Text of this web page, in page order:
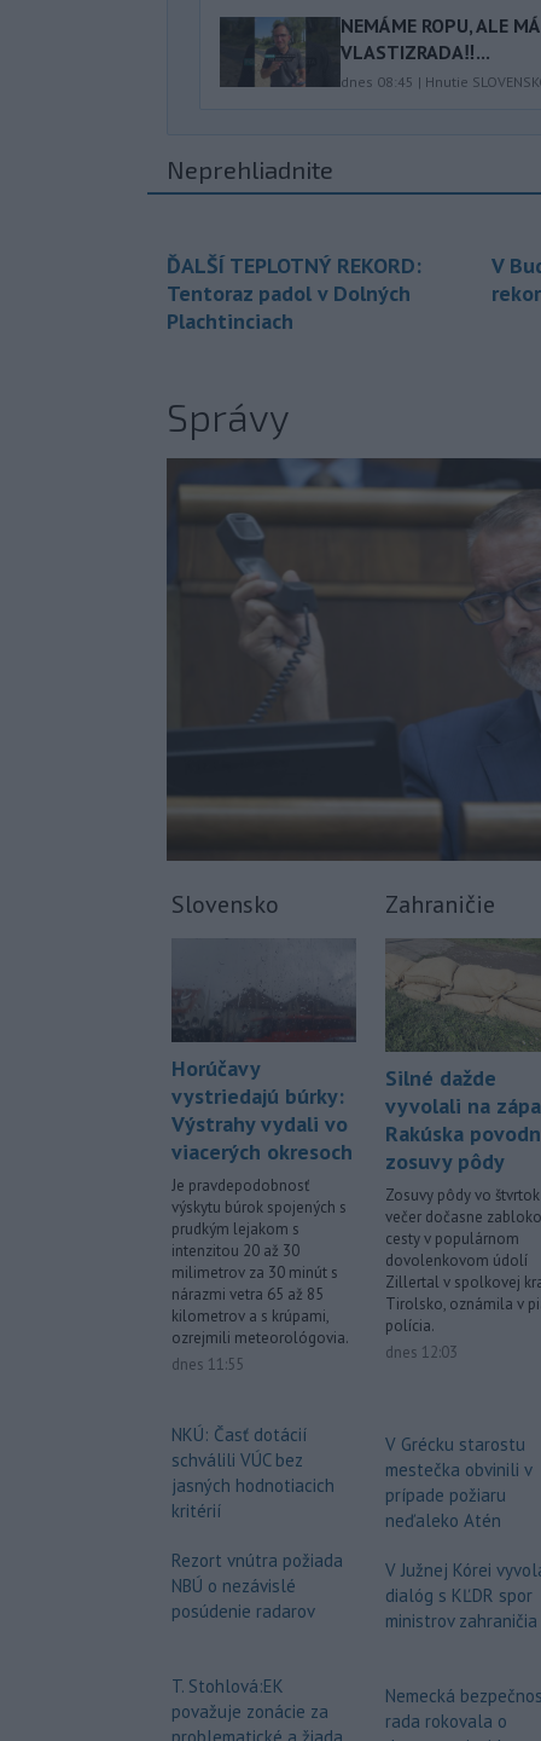
NEMÁME ROPU, ALE
VLASTIZRADA‼️...
dnes 08:45 | Hnutie
Neprehliadnite
ĎALŠÍ TEPLOTNÝ REKORD:
Tentoraz padol v Dolných
Plachtinciach
V
Správy
Slovensko
Horúčavy
vystriedajú búrky:
Výstrahy vydali vo
viacerých okresoch
Je pravdepodobnosť
výskytu búrok spojených s
prudkým lejakom s
intenzitou 20 až 30
milimetrov za 30 minút s
nárazmi vetra 65 až 85
kilometrov a s krúpami,
ozrejmili meteorológovia.
dnes 11:55
NKÚ: Časť dotácií
schválili VÚC bez
jasných hodnotiacich
kritérií
Rezort vnútra požiada
NBÚ o nezávislé
posúdenie radarov
T. Stohlová:EK
považuje zonácie za
Zahraničie
Silné dažde
vyvolali na
Rakúska
zosuvy pôdy
Zosuvy pôdy vo štvrtok
večer dočasne
cesty v populárnom
dovolenkovom údolí
Zillertal v spolkovej
Tirolsko, oznámila v
polícia.
dnes 12:03
V Grécku starostu
mestečka obvinili v
prípade požiaru
neďaleko Atén
V Južnej Kórei
dialóg s KĽDR spor
ministrov zahraničia
Nemecká
rada rokovala o